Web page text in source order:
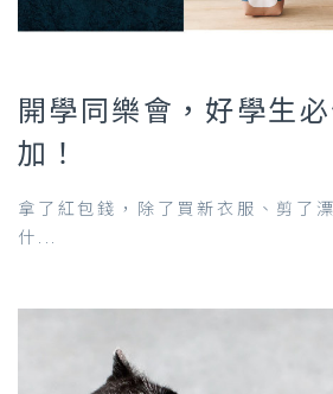
開學同樂會，好學生
加！
拿了紅包錢，除了買新衣服、剪了
什...